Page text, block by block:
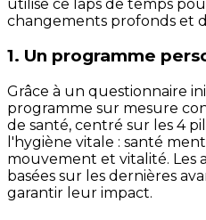
utilise ce laps de temps
changements profonds et
1. Un programme
Grâce à un questionnaire
programme sur mesure
de santé, centré sur les 4
l'hygiène vitale : santé
mouvement et vitalité. Les
basées sur les dernières
garantir leur impact.